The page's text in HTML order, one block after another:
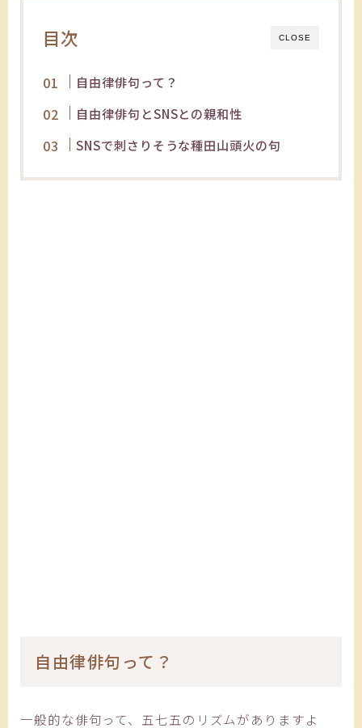
CLOSE
目次
自由律俳句って？
自由律俳句とSNSとの親和性
SNSで刺さりそうな種田山頭火の句
自由律俳句って？
一般的な俳句って、五七五のリズムがありますよ